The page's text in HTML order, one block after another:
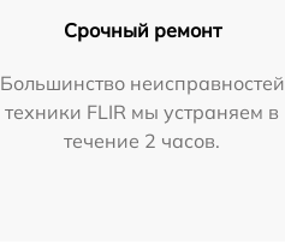
Срочный ремонт
Большинство неисправностей
техники FLIR мы устраняем в
течение 2 часов.